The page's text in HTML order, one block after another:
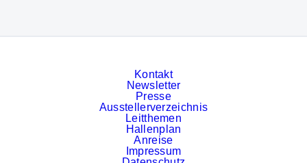
Kontakt
Newsletter
Presse
Ausstellerverzeichnis
Leitthemen
Hallenplan
Anreise
Impressum